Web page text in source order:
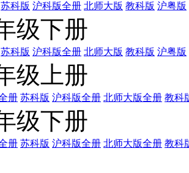
苏科版 沪科版全册 北师大版 教科版 沪粤版
级下册
苏科版 沪科版全册 北师大版 教科版 沪粤版
级上册
册 苏科版 沪科版全册 北师大版全册 教科
级下册
册 苏科版 沪科版全册 北师大版全册 教科